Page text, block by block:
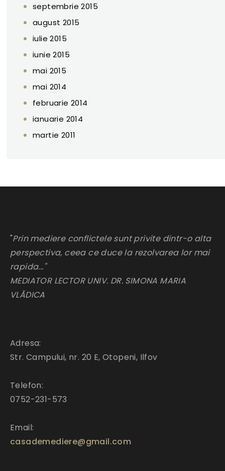
septembrie 2015
august 2015
iulie 2015
iunie 2015
mai 2015
mai 2014
februarie 2014
ianuarie 2014
martie 2011
"Prin mediere conflictele sunt privite dintr-o alta
perspectiva, ceea ce duce la rezolvarea lor mai
rapida..."
MEDIATOR LECTOR UNIV. DR. SIMONA MARIA
VLĂDICA
Adresa:
Str. Campului, nr. 20 E, Otopeni, Ilfov
Telefon:
0752-231-573
Email:
casademediere@gmail.com